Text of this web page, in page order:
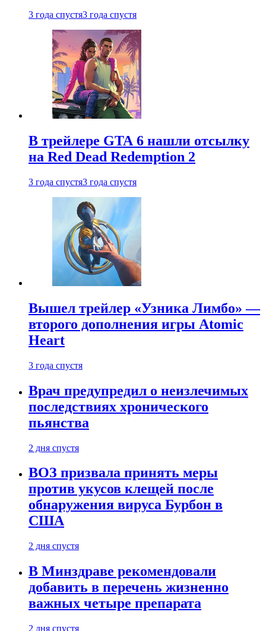
3 года спустя3 года спустя
В трейлере GTA 6 нашли отсылку
на Red Dead Redemption 2
3 года спустя3 года спустя
Вышел трейлер «Узника Лимбо» —
второго дополнения игры Atomic
Heart
3 года спустя
Врач предупредил о неизлечимых
последствиях хронического
пьянства
2 дня спустя
ВОЗ призвала принять меры
против укусов клещей после
обнаружения вируса Бурбон в
США
2 дня спустя
В Минздраве рекомендовали
добавить в перечень жизненно
важных четыре препарата
2 дня спустя